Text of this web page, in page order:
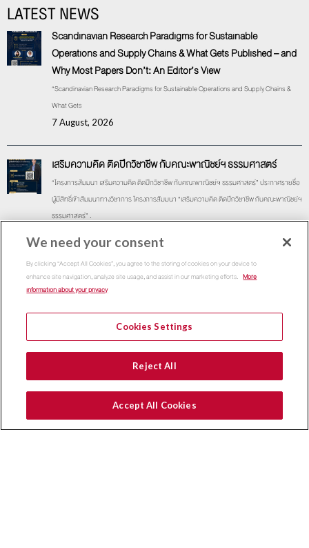
LATEST NEWS
Scandinavian Research Paradigms for Sustainable
Operations and Supply Chains & What Gets Published – and
Why Most Papers Don’t: An Editor’s View
“Scandinavian Research Paradigms for Sustainable Operations and Supply Chains &
What Gets
7 August, 2026
เสริมความคิด ติดปีกวิชาชีพ กับคณะพาณิชย์ฯ ธรรมศาสตร์
“โครงการสัมมนา เสริมความคิด ติดปีกวิชาชีพ กับคณะพาณิชย์ฯ ธรรมศาสตร์” ประกาศรายชื่อ
ผู้มีสิทธิ์เข้าสัมมนาทางวิชาการ โครงการสัมมนา “เสริมความคิด ติดปีกวิชาชีพ กับคณะพาณิชย์ฯ
ธรรมศาสตร์” .
LANGUAGE:
We need your consent
By clicking “Accept All Cookies”, you agree to the storing of cookies on your device to
enhance site navigation, analyze site usage, and assist in our marketing efforts. More
information about your privacy
Cookies Settings
Reject All
Accept All Cookies